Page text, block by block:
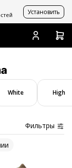
Установить
White High
Фильтры